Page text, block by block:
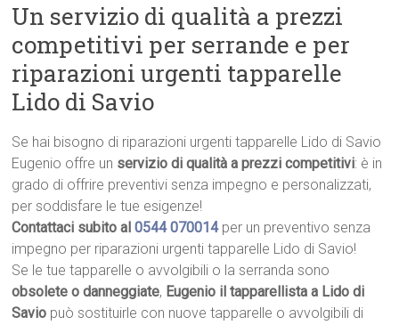
Un servizio di qualità a prezzi
competitivi per serrande e per
riparazioni urgenti tapparelle
Lido di Savio
Se hai bisogno di riparazioni urgenti tapparelle Lido di Savio
Eugenio offre un servizio di qualità a prezzi competitivi: è in
grado di offrire preventivi senza impegno e personalizzati,
per soddisfare le tue esigenze!
Contattaci subito al0544 070014 per un preventivo senza
impegno per riparazioni urgenti tapparelle Lido di Savio!
Se le tue tapparelle o avvolgibili o la serranda sono
obsolete o danneggiate, Eugenio il tapparellista a Lido di
Savio può sostituirle con nuove tapparelle o avvolgibili di